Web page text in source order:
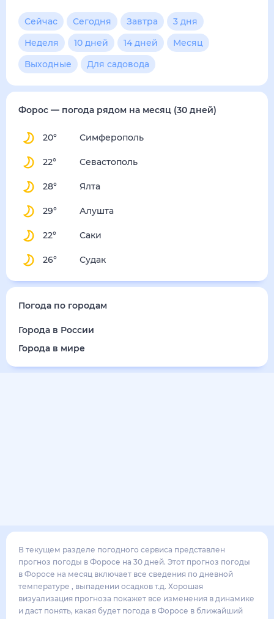
Сейчас Сегодня Завтра
3 дня
Неделя
10 дней 14 дней
Месяц
Выходные
Для садовода
Форос — погода рядом на месяц (30 дней)
20° Симферополь
22° Севастополь
28° Ялта
29° Алушта
22° Саки
26° Судак
Погода по городам
Города в России
Города в мире
В текущем разделе погодного сервиса представлен
прогноз погоды в Форосе на 30 дней. Этот прогноз погоды
в Форосе на месяц включает все сведения по дневной
температуре , выпадении осадков т.д. Хорошая
визуализация прогноза покажет все изменения в динамике
и даст понять, какая будет погода в Форосе в ближайший